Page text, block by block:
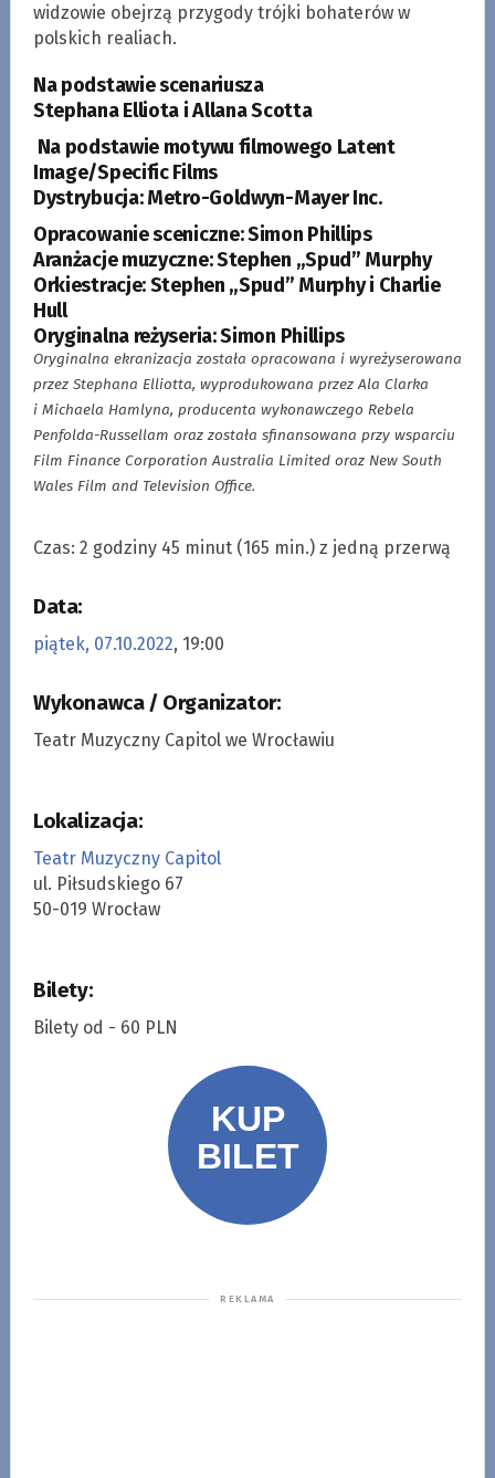
widzowie obejrzą przygody trójki bohaterów w
polskich realiach.
Na podstawie scenariusza
Stephana Elliota i Allana Scotta
Na podstawie motywu filmowego Latent
Image/Specific Films
Dystrybucja: Metro-Goldwyn-Mayer Inc.
Opracowanie sceniczne: Simon Phillips
Aranżacje muzyczne: Stephen „Spud” Murphy
Orkiestracje: Stephen „Spud” Murphy i Charlie
Hull
Oryginalna reżyseria: Simon Phillips
Oryginalna ekranizacja została opracowana i wyreżyserowana
przez Stephana Elliotta, wyprodukowana przez Ala Clarka
i Michaela Hamlyna, producenta wykonawczego Rebela
Penfolda-Russellam oraz została sfinansowana przy wsparciu
Film Finance Corporation Australia Limited oraz New South
Wales Film and Television Office.
Czas: 2 godziny 45 minut (165 min.) z jedną przerwą
Data:
piątek, 07.10.2022, 19:00
Wykonawca / Organizator:
Teatr Muzyczny Capitol we Wrocławiu
Lokalizacja:
Teatr Muzyczny Capitol
ul. Piłsudskiego 67
50-019 Wrocław
Bilety:
Bilety od - 60 PLN